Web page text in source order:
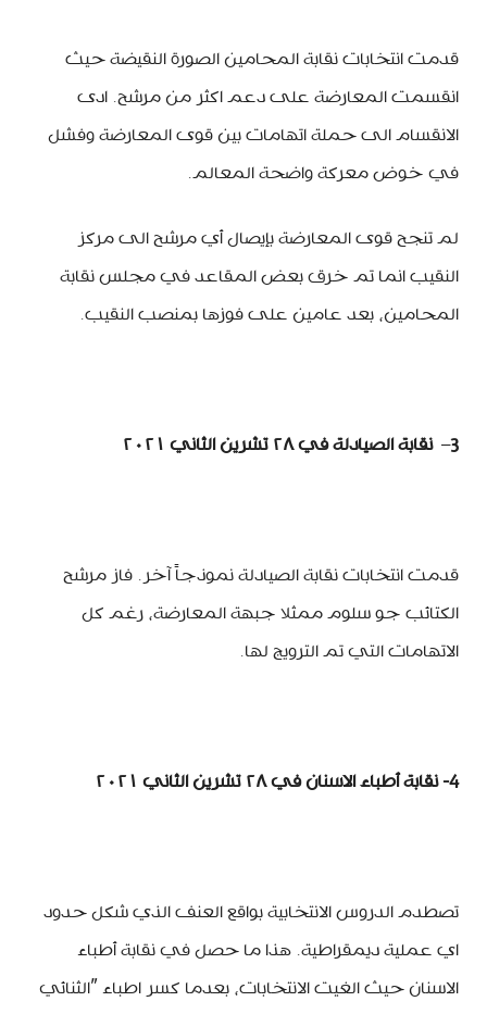
قدمت انتخابات نقابة المحامين الصورة النقيضة حيث
انقسمت المعارضة على دعم اكثر من مرشح. ادى
الانقسام الى حملة اتهامات بين قوى المعارضة وفشل
في خوض معركة واضحة المعالم.
لم تنجح قوى المعارضة بإيصال أي مرشح الى مركز
النقيب انما تم خرق بعض المقاعد في مجلس نقابة
المحامين، بعد عامين على فوزها بمنصب النقيب.
3
–نقابة الصيادلة في ٢٨ تشرين الثاني ٢٠٢١
قدمت انتخابات نقابة الصيادلة نموذجاً آخر. فاز مرشح
الكتائب جو سلوم ممثلا جبهة المعارضة، رغم كل
الاتهامات التي تم الترويج لها.
4- نقابة أطباء الاسنان في ٢٨ تشرين الثاني ٢٠٢١
تصطدم الدروس الانتخابية بواقع العنف الذي شكل حدود
اي عملية ديمقراطية. هذا ما حصل في نقابة أطباء
الاسنان حيث الغيت الانتخابات، بعدما كسر اطباء ”الثنائي